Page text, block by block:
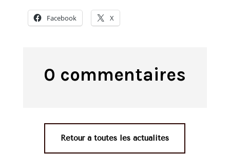
Facebook X
0 commentaires
Retour à toutes les actualités